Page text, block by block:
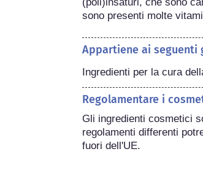
sono presenti molte
Appartiene ai seguenti
Ingredienti per la cura
Regolamentare i
Gli ingredienti cosmetici
regolamenti differenti
fuori dell'UE.